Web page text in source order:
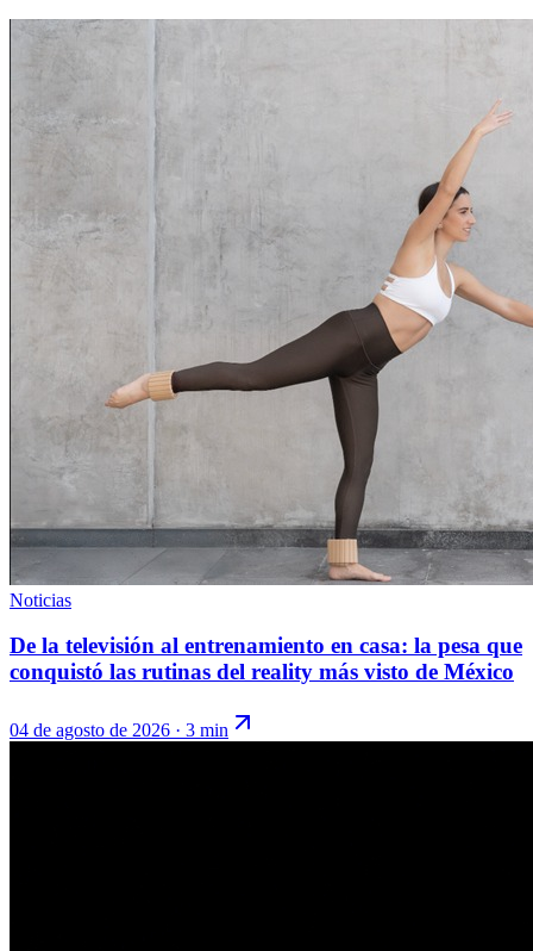
Noticias
De la televisión al entrenamiento en casa: la pesa que
conquistó las rutinas del reality más visto de México
04 de agosto de 2026 · 3 min